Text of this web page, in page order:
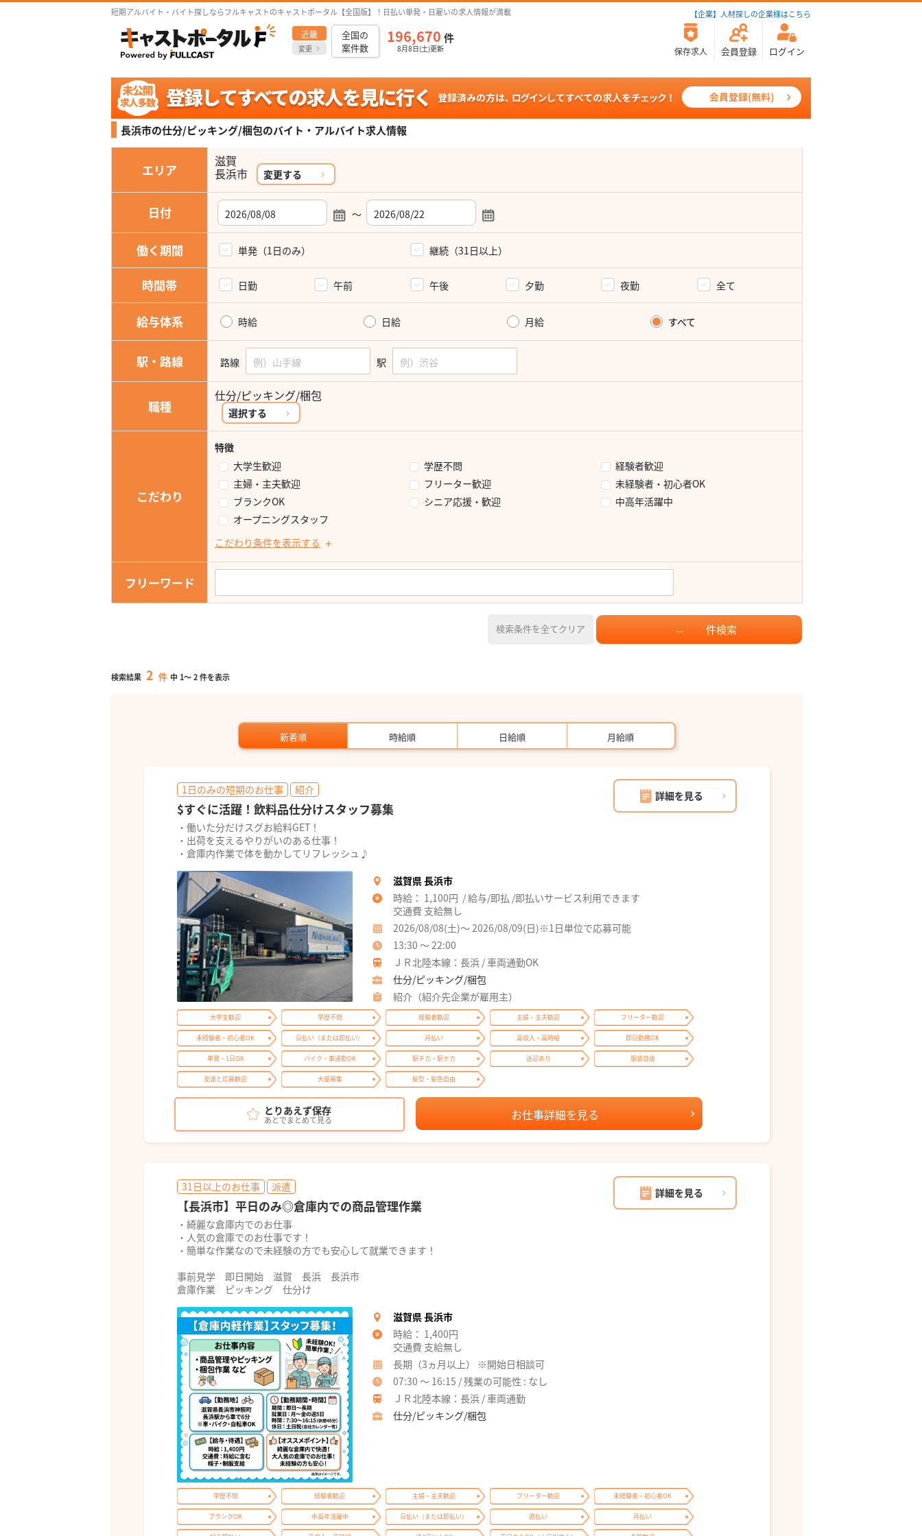
短期アルバイト・バイト探しならフルキャストのキャストポータル【全国版】！日払い単発・日雇いの求人情報が満載 【企業】人材探しの企業様はこちら
近畿
変更
全国の
案件数
196,670 件
8月8日(土)更新 保存求人 会員登録 ログイン
長浜市の仕分/ピッキング/梱包のバイト・アルバイト求人情報
エリア
滋賀
長浜市 変更する
日付 ～
働く期間 単発（1日のみ） 継続（31日以上）
時間帯 日勤 午前 午後 夕勤 夜勤 全て
給与体系 時給 日給 月給 すべて
駅・路線 路線 駅
職種
仕分/ピッキング/梱包
選択する
こだわり
特徴
大学生歓迎
学歴不問
経験者歓迎
主婦・主夫歓迎
フリーター歓迎
未経験者・初心者OK
ブランクOK
シニア応援・歓迎
中高年活躍中
オープニングスタッフ
こだわり条件を表示する
フリーワード
検索条件を全てクリア -- 件検索
検索結果 2 件 中 1～2件を表示
新着順 時給順 日給順 月給順
1日のみの短期のお仕事 紹介 詳細を見る
$すぐに活躍！飲料品仕分けスタッフ募集
・働いた分だけスグお給料GET！
・出荷を支えるやりがいのある仕事！
・倉庫内作業で体を動かしてリフレッシュ♪
滋賀県 長浜市
時給： 1,100円 / 給与/即払 /即払いサービス利用できます
交通費 支給無し
2026/08/08(土)～ 2026/08/09(日)※1日単位で応募可能
13:30 ～ 22:00
ＪＲ北陸本線：長浜 / 車両通勤OK
仕分/ピッキング/梱包
紹介（紹介先企業が雇用主）
大学生歓迎 学歴不問 経験者歓迎 主婦・主夫歓迎 フリーター歓迎
未経験者・初心者OK 日払い（または即払い） 月払い 高収入・高時給 即日勤務OK
単発・1日OK バイク・車通勤OK 駅チカ・駅ナカ 送迎あり 服装自由
友達と応募歓迎 大量募集 髪型・髪色自由
とりあえず保存
あとでまとめて見る お仕事詳細を見る
31日以上のお仕事 派遣 詳細を見る
【長浜市】平日のみ◎倉庫内での商品管理作業
・綺麗な倉庫内でのお仕事
・人気の倉庫でのお仕事です！
・簡単な作業なので未経験の方でも安心して就業できます！
事前見学 即日開始 滋賀 長浜 長浜市
倉庫作業 ピッキング 仕分け
滋賀県 長浜市
時給： 1,400円
交通費 支給無し
長期（3ヵ月以上） ※開始日相談可
07:30 ～ 16:15 / 残業の可能性 : なし
ＪＲ北陸本線：長浜 / 車両通勤
仕分/ピッキング/梱包
学歴不問 経験者歓迎 主婦・主夫歓迎 フリーター歓迎 未経験者・初心者OK
ブランクOK 中高年活躍中 日払い（または即払い） 週払い 月払い